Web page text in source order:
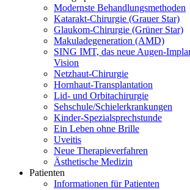
Modernste Behandlungsmethoden
Katarakt-Chirurgie (Grauer Star)
Glaukom-Chirurgie (Grüner Star)
Makuladegeneration (AMD)
SING IMT, das neue Augen-
Vision
Netzhaut-Chirurgie
Hornhaut-Transplantation
Lid- und Orbitachirurgie
Sehschule/Schielerkrankungen
Kinder-Spezialsprechstunde
Ein Leben ohne Brille
Uveitis
Neue Therapieverfahren
Ästhetische Medizin
Patienten
Informationen für Patienten